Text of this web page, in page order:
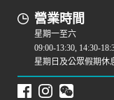
營業時間
星期一至六
09:00-13:30, 14:30-
星期日及公眾假期休